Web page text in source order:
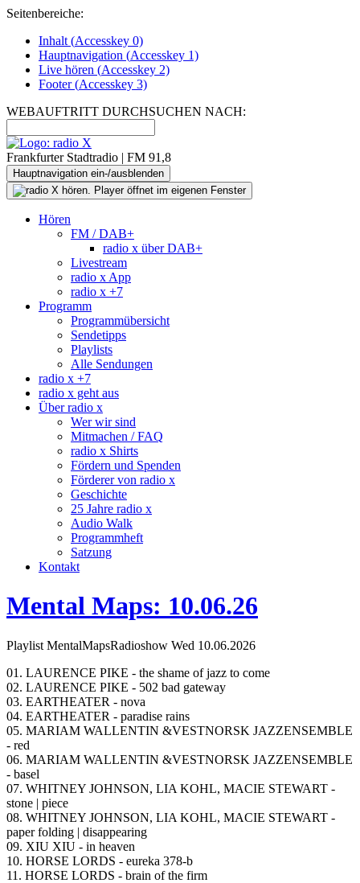
Seitenbereiche:
Inhalt (Accesskey 0)
Hauptnavigation (Accesskey 1)
Live hören (Accesskey 2)
Footer(Accesskey 3)
WEBAUFTRITT DURCHSUCHEN NACH:
Frankfurter Stadtradio | FM 91,8
Hauptnavigation ein-/ausblenden
Hören
FM / DAB+
radio x über DAB+
Livestream
radio x App
radio x +7
Programm
Programmübersicht
Sendetipps
Playlists
Alle Sendungen
radio x +7
radio x geht aus
Über radio x
Wer wir sind
Mitmachen / FAQ
radio x Shirts
Fördern und Spenden
Förderer von radio x
Geschichte
25 Jahre radio x
Audio Walk
Programmheft
Satzung
Kontakt
Mental Maps: 10.06.26
Playlist MentalMapsRadioshow Wed 10.06.2026
01. LAURENCE PIKE - the shame of jazz to come
02. LAURENCE PIKE - 502 bad gateway
03. EARTHEATER - nova
04. EARTHEATER - paradise rains
05. MARIAM WALLENTIN &VESTNORSK JAZZENSEMBLE
- red
06. MARIAM WALLENTIN &VESTNORSK JAZZENSEMBLE
- basel
07. WHITNEY JOHNSON, LIA KOHL, MACIE STEWART -
stone | piece
08. WHITNEY JOHNSON, LIA KOHL, MACIE STEWART -
paper folding | disappearing
09. XIU XIU - in heaven
10. HORSE LORDS - eureka 378-b
11. HORSE LORDS - brain of the firm